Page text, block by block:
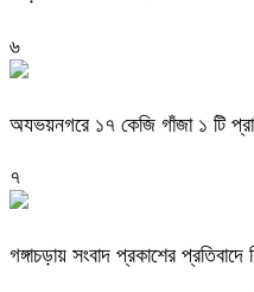
৬
অযভয়নগরে ১৭ কেজি গাঁজা ১ টি
৭
গঙ্গাচড়ায় সংবাদ প্রকাশের